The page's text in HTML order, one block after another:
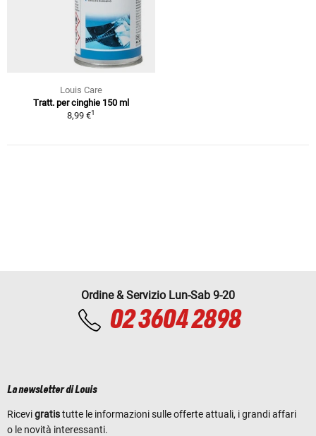
Louis Care
Tratt. per cinghie 150 ml
8,99 €1
Ordine & Servizio Lun-Sab 9-20
02 3604 2898
La newsletter di Louis
Ricevigratistutte le informazioni sulle offerte attuali, i grandi affari
o le novità interessanti.